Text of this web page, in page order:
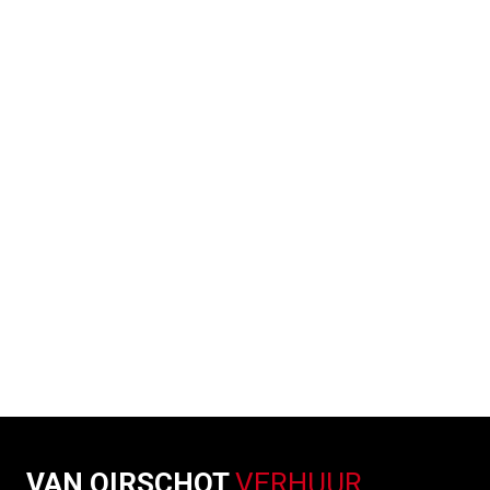
VAN OIRSCHOTVERHUUR